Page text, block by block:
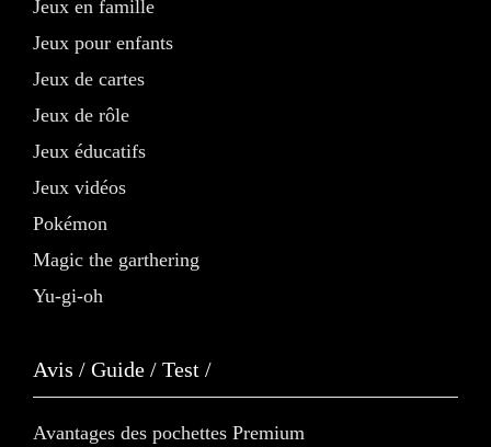
Jeux en famille
Jeux pour enfants
Jeux de cartes
Jeux de rôle
Jeux éducatifs
Jeux vidéos
Pokémon
Magic the garthering
Yu-gi-oh
Avis / Guide / Test /
Avantages des pochettes Premium